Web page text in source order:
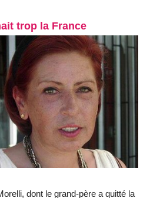
trop la France
dont le grand-père a quitté la